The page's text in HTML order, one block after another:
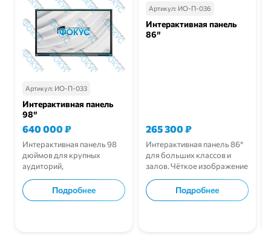
Артикул: ИО-П-033
Интерактивная панель
98″
640 000₽
Интерактивная панель 98
дюймов для крупных
аудиторий,
наглядность и совместную
работу.
Подробнее
Артикул: ИО-П-036
Интерактивная панель
86″
265 300₽
Интерактивная панель 86″
для больших классов и
залов. Чёткое изображение
Подробнее